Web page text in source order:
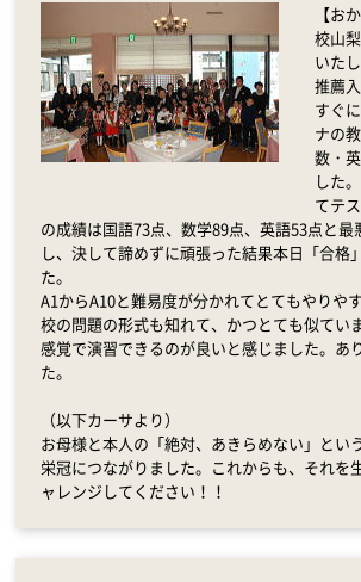
【お
校山
いた
推薦
すぐ
ナの
数・
した
てテ
の成績は国語73点、数学89点、英語53点と最
し、決して諦めずに頑張った結果本日「合格
た。
A1からA10と難易度が分かれてとてもやりや
校の問題の形式も知れて、かつとても似てい
感覚で演習できるのが良いと感じました。あ
た。
（以下カーサより）
お母様と本人の「絶対、あきらめない」とい
栄冠につながりました。これからも、それを
ャレンジしてください！！